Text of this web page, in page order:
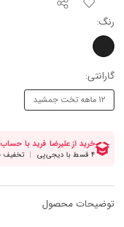
رنگ:
گارانتی‌:
12 ماهه تخت جمشید
توضیحات محصول